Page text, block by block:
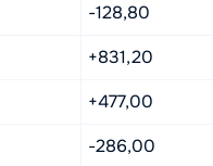
-128,80
+831,20
+477,00
-286,00